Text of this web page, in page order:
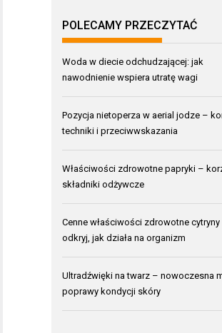
POLECAMY PRZECZYTAĆ
Woda w diecie odchudzającej: jak
nawodnienie wspiera utratę wagi
Pozycja nietoperza w aerial jodze –
techniki i przeciwwskazania
Właściwości zdrowotne papryki –
składniki odżywcze
Cenne właściwości zdrowotne cytryny
odkryj, jak działa na organizm
Ultradźwięki na twarz – nowoczesna
poprawy kondycji skóry